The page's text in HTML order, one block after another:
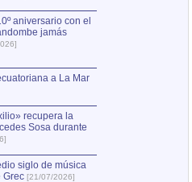
aniversario con el
jamás
a La Mar
recupera la
Sosa durante
siglo de música
Grec [21/07/2026]